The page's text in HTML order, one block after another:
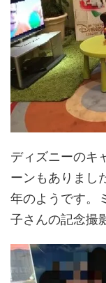
ディズニーのキ
ーンもありまし
年のようです。
子さんの記念撮